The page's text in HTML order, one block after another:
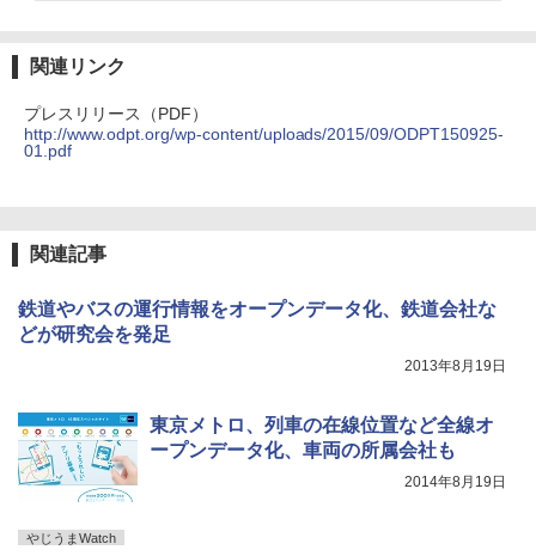
関連リンク
プレスリリース（PDF）
http://www.odpt.org/wp-content/uploads/2015/09/ODPT150925-
01.pdf
関連記事
鉄道やバスの運行情報をオープンデータ化、鉄道会社な
どが研究会を発足
2013年8月19日
東京メトロ、列車の在線位置など全線オ
ープンデータ化、車両の所属会社も
2014年8月19日
やじうまWatch